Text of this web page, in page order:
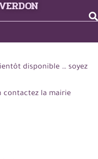
disponible … soyez
contactez la mairie